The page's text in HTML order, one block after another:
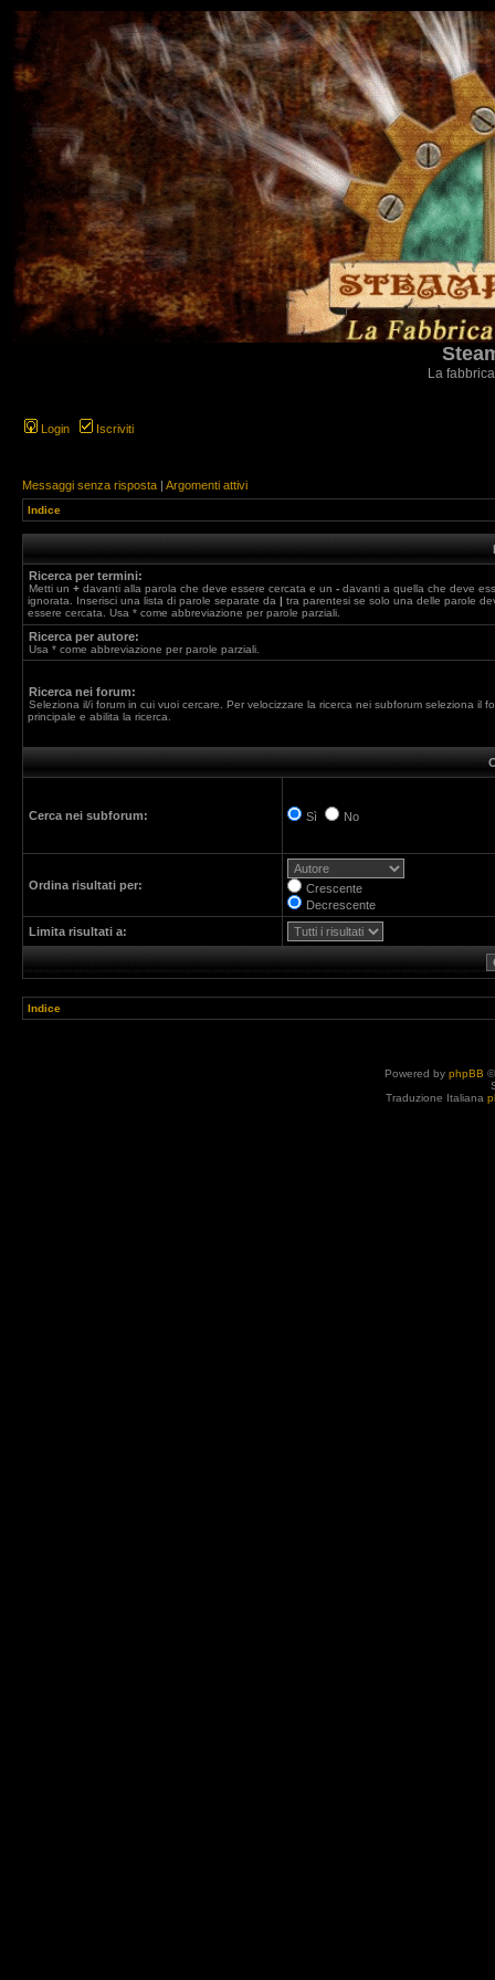
La
Login Iscriviti
Messaggi senza risposta | Argomenti attivi
Indice
Ricerca per termini:
Metti un + davanti alla parola che deve essere cercata e un - davanti a quella che deve
ignorata. Inserisci una lista di parole separate da | tra parentesi se solo una delle parole
essere cercata. Usa * come abbreviazione per parole parziali.
Ricerca per autore:
Usa * come abbreviazione per parole parziali.
Ricerca nei forum:
Seleziona il/i forum in cui vuoi cercare. Per velocizzare la ricerca nei subforum seleziona il
principale e abilita la ricerca.
Cerca nei subforum: Sì No
Ordina risultati per:
Crescente
Decrescente
Limita risultati a:
Indice
Powered by phpBB
Traduzione Italiana